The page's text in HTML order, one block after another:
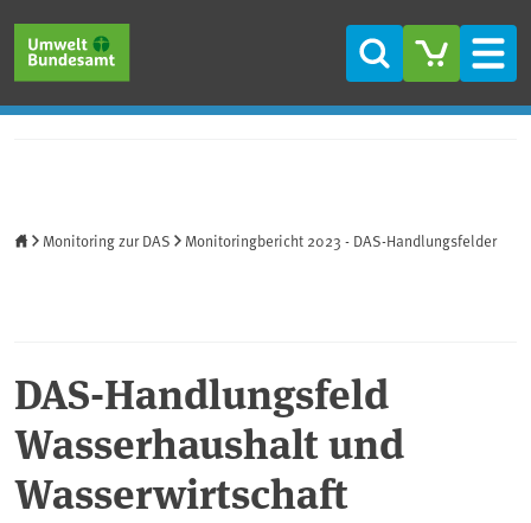
Suche
Monitoring zur DAS Monitoringbericht 2023 - DAS-Handlungsfelder
DAS-Handlungsfeld
Wasserhaushalt und
Wasserwirtschaft